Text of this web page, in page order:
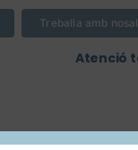
Treballa amb
Atenció